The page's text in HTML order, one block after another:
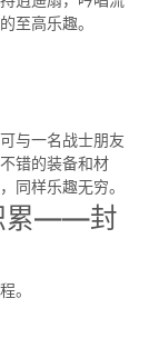
至高乐趣。
与一名战士朋友
错的装备和材
同样乐趣无穷。
累——封
。